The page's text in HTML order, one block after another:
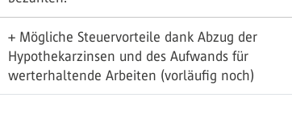
+ Mögliche Steuervorteile dank Abzug der
Hypothekarzinsen und des Aufwands für
werterhaltende Arbeiten (vorläufig noch)